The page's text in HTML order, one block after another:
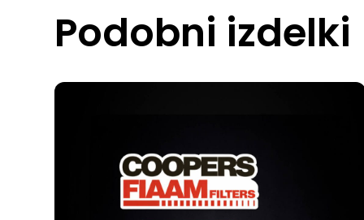
Podobni izdelki